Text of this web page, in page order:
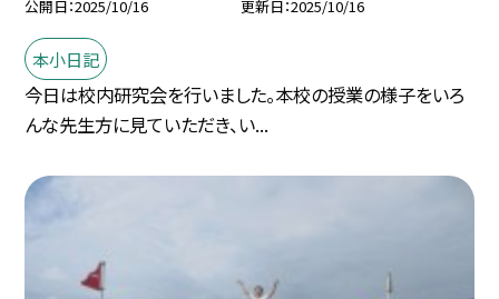
公開日 2025/10/16 更新日 2025/10/16
本小日記
今日は校内研究会を行いました。本校の授業の様子をいろ
んな先生方に見ていただき、い...